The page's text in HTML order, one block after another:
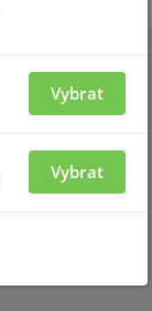
Vybrat
Vybrat